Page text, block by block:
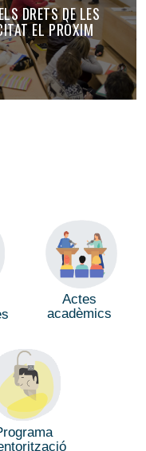
DRETS DE LES
EL PRÒXIM
Actes
acadèmics